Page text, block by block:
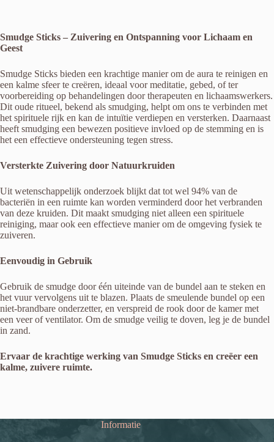
Smudge Sticks – Zuivering en Ontspanning voor Lichaam en
Geest
Smudge Sticks bieden een krachtige manier om de aura te reinigen en
een kalme sfeer te creëren, ideaal voor meditatie, gebed, of ter
voorbereiding op behandelingen door therapeuten en lichaamswerkers.
Dit oude ritueel, bekend als smudging, helpt om ons te verbinden met
het spirituele rijk en kan de intuïtie verdiepen en versterken. Daarnaast
heeft smudging een bewezen positieve invloed op de stemming en is
het een effectieve ondersteuning tegen stress.
Versterkte Zuivering door Natuurkruiden
Uit wetenschappelijk onderzoek blijkt dat tot wel 94% van de
bacteriën in een ruimte kan worden verminderd door het verbranden
van deze kruiden. Dit maakt smudging niet alleen een spirituele
reiniging, maar ook een effectieve manier om de omgeving fysiek te
zuiveren.
Eenvoudig in Gebruik
Gebruik de smudge door één uiteinde van de bundel aan te steken en
het vuur vervolgens uit te blazen. Plaats de smeulende bundel op een
niet-brandbare onderzetter, en verspreid de rook door de kamer met
een veer of ventilator. Om de smudge veilig te doven, leg je de bundel
in zand.
Ervaar de krachtige werking van Smudge Sticks en creëer een
kalme, zuivere ruimte.
Informatie